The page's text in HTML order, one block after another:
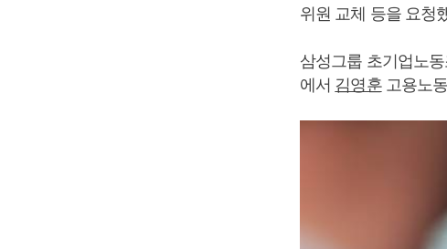
위원 교체 등을 요청
삼성그룹 초기업노
에서 김영훈고용노